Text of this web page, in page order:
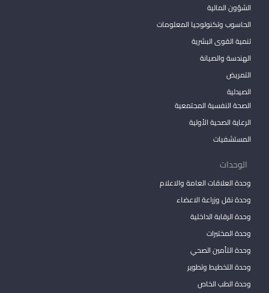
الشؤون المالية
الحاسوب وتكنولوجيا المعلومات
تنمية القوى البشرية
الهندسة والصيانة
التمريض
الصيدلية
الصحة النفسية المجتمعية
الرعاية الصحية الأولية
المستشفيات
الوحدات
وحدة العلاقات العامة والاعلام
وحدة نقل وزراعة الاعضاء
وحدة الرقابة الداخلية
وحدة المختبرات
وحدة التأمين الصحي
وحدة التخطيط وتطوير
وحدة الطب الخاص